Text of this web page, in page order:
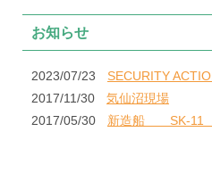
お知らせ
2023/07/23
SECURITY
2017/11/30
気仙沼現場
2017/05/30
新造船 SK-